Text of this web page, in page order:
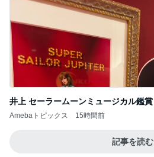
井上 セーラームーンミュージカル鑑賞
Amebaトピックス 15時間前
記事を読む